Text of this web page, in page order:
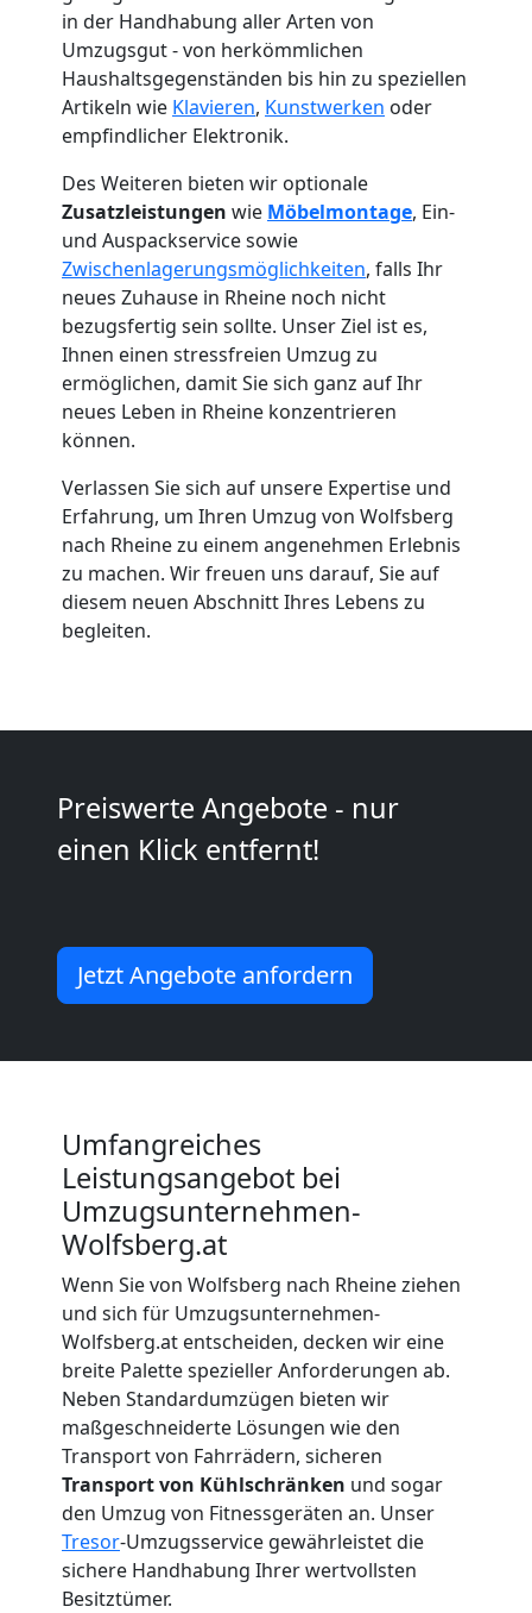
in der Handhabung aller Arten von
Umzugsgut - von herkömmlichen
Haushaltsgegenständen bis hin zu speziellen
Artikeln wie Klavieren, Kunstwerken oder
empfindlicher Elektronik.
Des Weiteren bieten wir optionale
Zusatzleistungen wie Möbelmontage, Ein-
und Auspackservice sowie
Zwischenlagerungsmöglichkeiten, falls Ihr
neues Zuhause in Rheine noch nicht
bezugsfertig sein sollte. Unser Ziel ist es,
Ihnen einen stressfreien Umzug zu
ermöglichen, damit Sie sich ganz auf Ihr
neues Leben in Rheine konzentrieren
können.
Verlassen Sie sich auf unsere Expertise und
Erfahrung, um Ihren Umzug von Wolfsberg
nach Rheine zu einem angenehmen Erlebnis
zu machen. Wir freuen uns darauf, Sie auf
diesem neuen Abschnitt Ihres Lebens zu
begleiten.
Preiswerte Angebote - nur
einen Klick entfernt!
Jetzt Angebote anfordern
Umfangreiches
Leistungsangebot bei
Umzugsunternehmen-
Wolfsberg.at
Wenn Sie von Wolfsberg nach Rheine ziehen
und sich für Umzugsunternehmen-
Wolfsberg.at entscheiden, decken wir eine
breite Palette spezieller Anforderungen ab.
Neben Standardumzügen bieten wir
maßgeschneiderte Lösungen wie den
Transport von Fahrrädern, sicheren
Transport von Kühlschränken und sogar
den Umzug von Fitnessgeräten an. Unser
Tresor-Umzugsservice gewährleistet die
sichere Handhabung Ihrer wertvollsten
Besitztümer.
Umzugshelfer
Wolfsberg
Möbeltaxi
Wolfsberg
Kleintransport
Wolfsberg
Wolfsberg
Beiladung
Wolfsberg
Mini
Umzug
Wolfsberg
Umzug